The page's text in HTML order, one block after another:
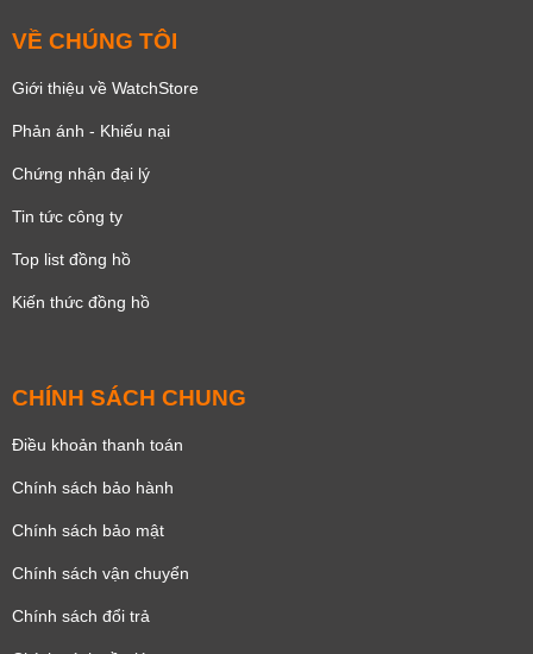
VỀ CHÚNG TÔI
Giới thiệu về WatchStore
Phản ánh - Khiếu nại
Chứng nhận đại lý
Tin tức công ty
Top list đồng hồ
Kiến thức đồng hồ
CHÍNH SÁCH CHUNG
Điều khoản thanh toán
Chính sách bảo hành
Chính sách bảo mật
Chính sách vận chuyển
Chính sách đổi trả